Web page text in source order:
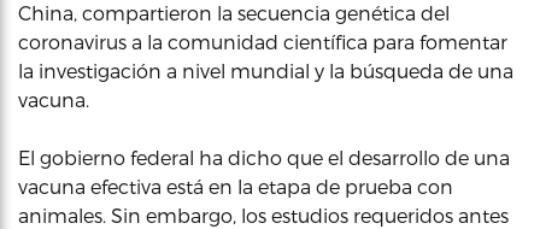
China, compartieron la secuencia genética del
coronavirus a la comunidad científica para fomentar
la investigación a nivel mundial y la búsqueda de una
vacuna.
El gobierno federal ha dicho que el desarrollo de una
vacuna efectiva está en la etapa de prueba con
animales. Sin embargo, los estudios requeridos antes